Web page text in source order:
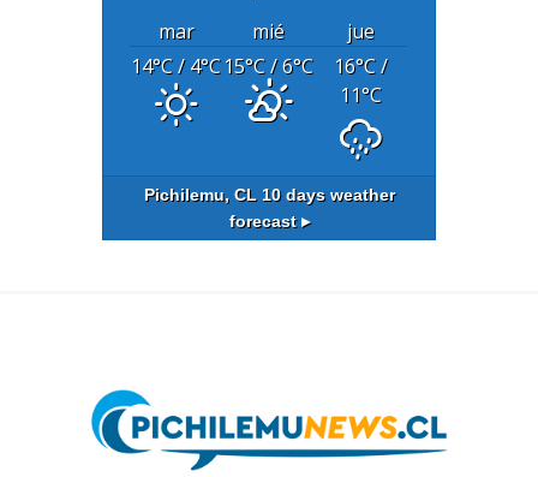
mar mié
jue
14°C/ 4°C15°C/ 6°C 16°C/
11°C
Pichilemu, CL 10 days weather
forecast ▸